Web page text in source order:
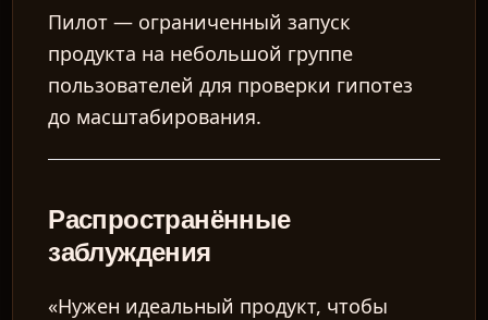
Пилот — ограниченный запуск
продукта на небольшой группе
пользователей для проверки гипотез
до масштабирования.
Распространённые
заблуждения
«Нужен идеальный продукт, чтобы